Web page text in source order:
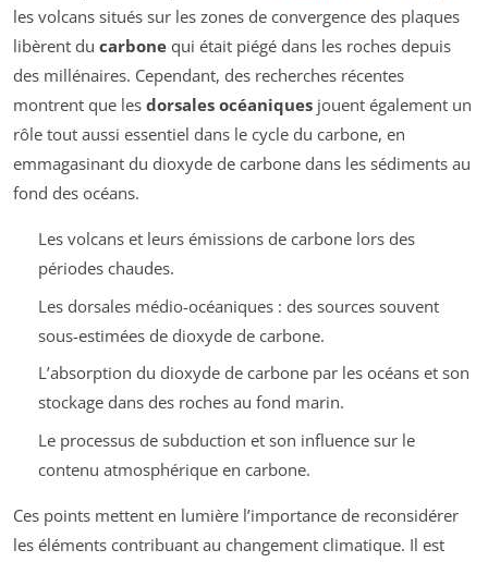
les volcans situés sur les zones de convergence des plaques
libèrent du carbone qui était piégé dans les roches depuis
des millénaires. Cependant, des recherches récentes
montrent que les dorsales océaniques jouent également un
rôle tout aussi essentiel dans le cycle du carbone, en
emmagasinant du dioxyde de carbone dans les sédiments au
fond des océans.
Les volcans et leurs émissions de carbone lors des
périodes chaudes.
Les dorsales médio-océaniques : des sources souvent
sous-estimées de dioxyde de carbone.
L’absorption du dioxyde de carbone par les océans et son
stockage dans des roches au fond marin.
Le processus de subduction et son influence sur le
contenu atmosphérique en carbone.
Ces points mettent en lumière l’importance de reconsidérer
les éléments contribuant au changement climatique. Il est